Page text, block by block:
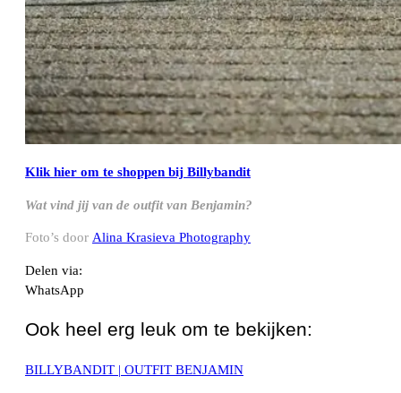
Klik hier om te shoppen bij Billybandit
Wat vind jij van de outfit van Benjamin?
Foto’s door Alina Krasieva Photography
Delen via:
WhatsApp
Ook heel erg leuk om te bekijken:
BILLYBANDIT | OUTFIT BENJAMIN